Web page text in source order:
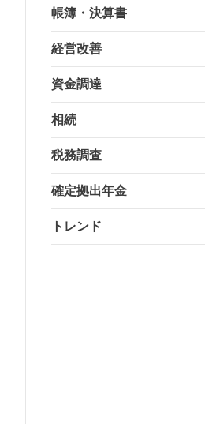
帳簿・決算書
経営改善
資金調達
相続
税務調査
確定拠出年金
トレンド